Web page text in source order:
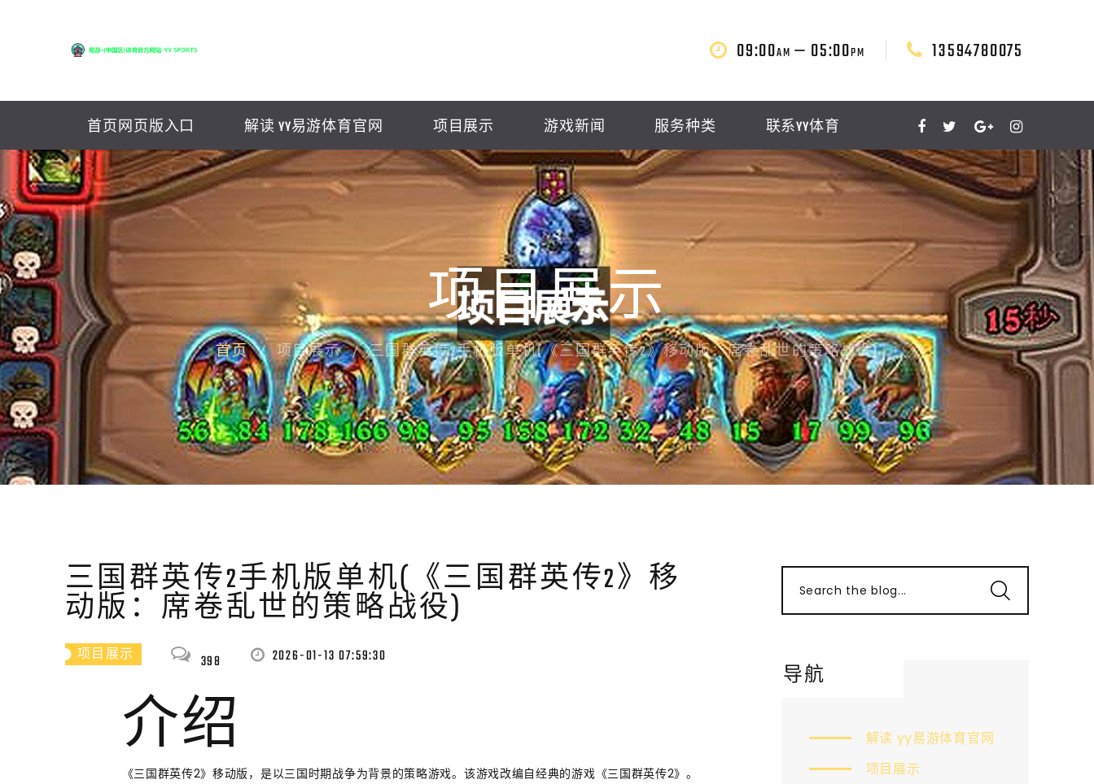
09:00AM — 05:00PM 13594780075
首页网页版入口 解读 YY易游体育官网 项目展示 游戏新闻 服务种类 联系YY体育
项目展示
首页 项目展示 三国群英传2手机版单机(《三国群英传2》移动版：席卷乱世的策略战役)
三国群英传2手机版单机(《三国群英传2》移
动版：席卷乱世的策略战役)
项目展示 398 2026-01-13 07:59:30
介绍
《三国群英传2》移动版，是以三国时期战争为背景的策略游戏。该游戏改编自经典的游戏《三国群英传2》。
Search the blog...
导航
解读 yy易游体育官网
项目展示